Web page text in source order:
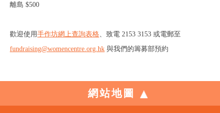
離島 $500
歡迎使用手作坊網上查詢表格
致電 2153 3153 或電郵至
fundraising@womencentre.org.hk 與我們的籌募部預約
網站地圖